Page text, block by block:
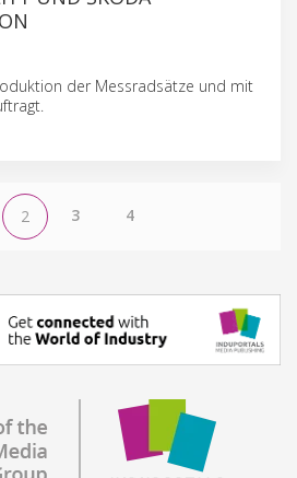
der Messradsätze und mit
2 3 4